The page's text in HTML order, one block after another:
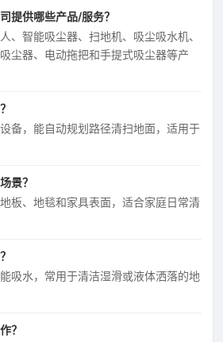
提供哪些产品/服务？
、智能吸尘器、扫地机、吸尘吸水机、
尘器、电动拖把和手提式吸尘器等产
备，能自动规划路径清扫地面，适用于
景？
板、地毯和家具表面，适合家庭日常清
吸水，常用于清洁湿滑或液体洒落的地
？